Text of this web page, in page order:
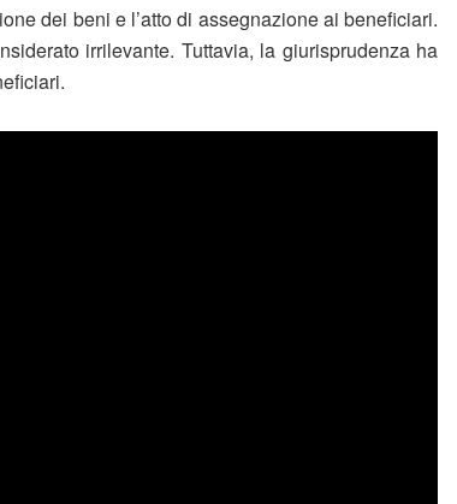
dei beni e l’atto di assegnazione ai beneficiari.
irrilevante. Tuttavia, la giurisprudenza ha